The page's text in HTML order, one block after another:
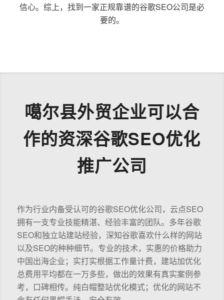
信心。综上，找到一家正规靠谱的谷歌SEO公司是必
要的。
噶尔县外贸企业可以合
作的资深谷歌SEO优化
推广公司
作为行业内备受认可的谷歌SEO优化公司，云点SEO
拥有一支专业技能精湛、经验丰富的团队。多年谷歌
SEO和独立站建站经验，深知谷歌喜欢什么样的网站
以及SEO的种种细节。专业的技术，实惠的价格助力
中国出海企业；实打实根据工作量计费，建站加优化
总费用平均都在一万多些，做出的效果有真实案例参
考，口碑相传。纯白帽整站优化模式；优化的网站不